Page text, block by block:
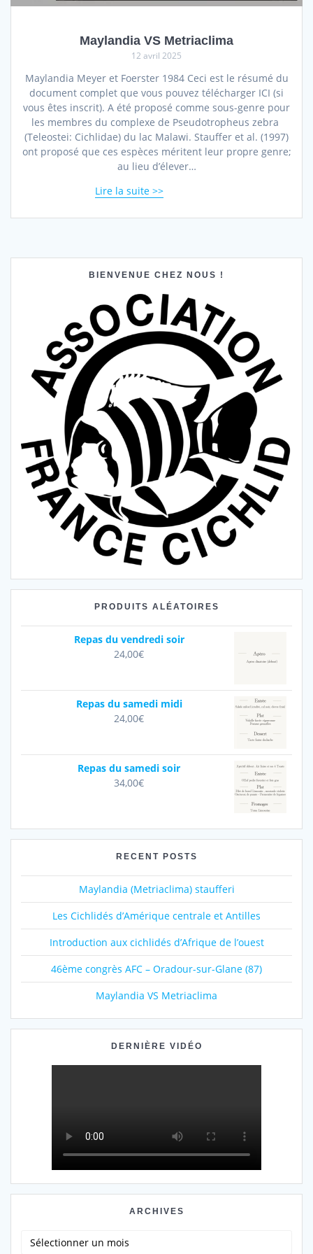
Maylandia VS Metriaclima
12 avril 2025
Maylandia Meyer et Foerster 1984 Ceci est le résumé du
document complet que vous pouvez télécharger ICI (si
vous êtes inscrit). A été proposé comme sous-genre pour
les membres du complexe de Pseudotropheus zebra
(Teleostei: Cichlidae) du lac Malawi. Stauffer et al. (1997)
ont proposé que ces espèces méritent leur propre genre;
au lieu d’élever…
BIENVENUE CHEZ NOUS !
PRODUITS ALÉATOIRES
Repas du vendredi soir
24,00€
Repas du samedi midi
24,00€
Repas du samedi soir
34,00€
RECENT POSTS
Maylandia (Metriaclima) staufferi
Les Cichlidés d’Amérique centrale et Antilles
Introduction aux cichlidés d’Afrique de l’ouest
46ème congrès AFC – Oradour-sur-Glane (87)
Maylandia VS Metriaclima
DERNIÈRE VIDÉO
ARCHIVES